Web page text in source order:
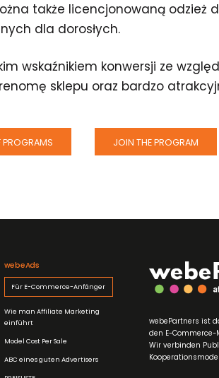
także licencjonowaną odzież
dla dorosłych.
wskaźnikiem konwersji ze
sklepu oraz bardzo
PROGRAMS JOIN THE PROGRAM
webeAds
Für E-Commerce-Anfänger
Wie man Affiliate Marketing
einführt
Model Cost Per Sale
ABC eines guten Advertisers
webePartners ist
den E-Commerce-
Wir verbinden